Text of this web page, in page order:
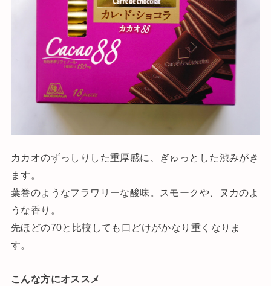
カカオのずっしりした重厚感に、ぎゅっとした渋みがき
ます。
葉巻のようなフラワリーな酸味。スモークや、ヌカのよ
うな香り。
先ほどの70と比較しても口どけがかなり重くなりま
す。
こんな方にオススメ